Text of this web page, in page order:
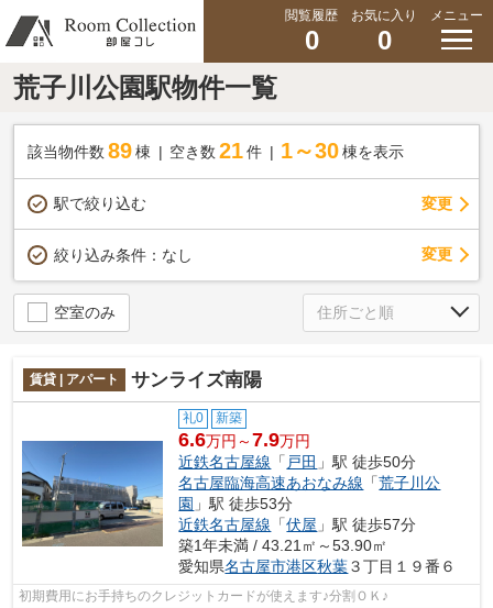
閲覧履歴
0
お気に入り
0
メニュー
荒子川公園駅物件一覧
該当物件数 89棟 空き数 21 件 1～30 棟を表示
駅で絞り込む 変更
絞り込み条件： なし 変更
空室のみ
賃貸 | アパート サンライズ南陽
礼0 新築
6.6万円～7.9万円
近鉄名古屋線 「 戸田 」駅 徒歩50分
名古屋臨海高速あおなみ線 「荒子川公
園 」駅 徒歩53分
近鉄名古屋線 「伏屋 」駅 徒歩57分
築1年未満 / 43.21㎡～53.90㎡
愛知県名古屋市港区秋葉３丁目１９番６
初期費用にお手持ちのクレジットカードが使えます♪分割ＯＫ♪